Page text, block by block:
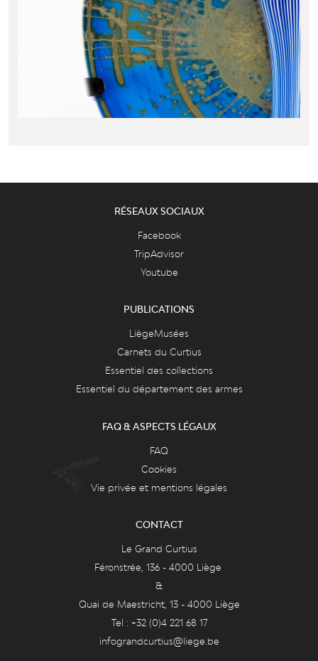
RÉSEAUX SOCIAUX
Facebook
TripAdvisor
Youtube
PUBLICATIONS
LiègeMusées
Carnets du Curtius
Essentiel des collections
Essentiel du département des armes
FAQ & ASPECTS LÉGAUX
FAQ
Cookies
Vie privée et mentions légales
CONTACT
Le Grand Curtius
Féronstrée, 136 - 4000 Liège
&
Quai de Maestricht, 13 - 4000 Liège
Tel : +32 (0)4 221 68 17
infograndcurtius@liege.be